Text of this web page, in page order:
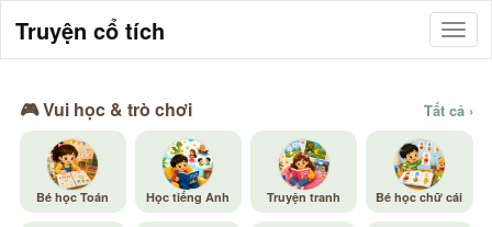
Truyện cổ tích
🎮 Vui học & trò chơi Tất cả ›
Bé học Toán Học tiếng Anh Truyện tranh Bé học chữ cái